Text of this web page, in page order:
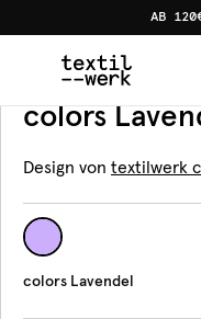
AB
Produkte
Sitzkissen
colors
Design von textilwerk
colors Lavendel